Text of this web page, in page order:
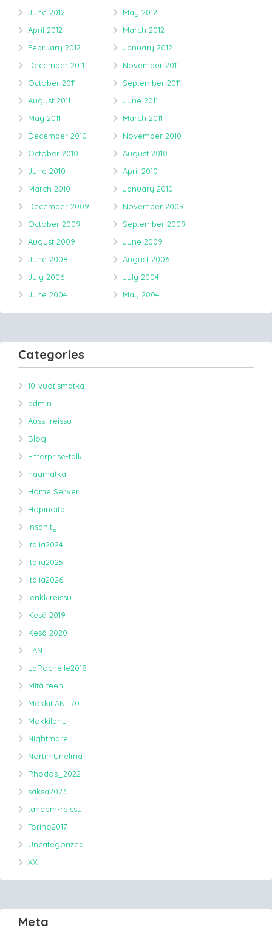
June 2012
May 2012
April 2012
March 2012
February 2012
January 2012
December 2011
November 2011
October 2011
September 2011
August 2011
June 2011
May 2011
March 2011
December 2010
November 2010
October 2010
August 2010
June 2010
April 2010
March 2010
January 2010
December 2009
November 2009
October 2009
September 2009
August 2009
June 2009
June 2008
August 2006
July 2006
July 2004
June 2004
May 2004
Categories
10-vuotismatka
admin
Aussi-reissu
Blog
Enterprise-talk
haamatka
Home Server
Höpinöitä
Insanity
italia2024
italia2025
italia2026
jenkkireissu
Kesä 2019
Kesä 2020
LAN
LaRochelle2018
Mitä teen
MökkiLAN_70
MokkilanL
Nightmare
Nörtin Unelma
Rhodos_2022
saksa2023
tandem-reissu
Torino2017
Uncategorized
XX
Meta